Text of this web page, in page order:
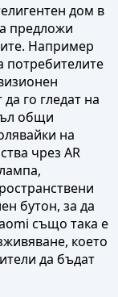
дом в
предложи
Например
потребителите
го гледат на
общи
на
чрез AR
бутон, за да
също така е
което
да бъдат